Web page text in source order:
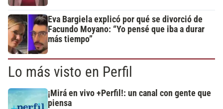
Eva Bargiela explicó por qué se divorció de
Facundo Moyano: “Yo pensé que iba a durar
más tiempo”
Lo más visto en Perfil
¡Mirá en vivo +Perfil!: un canal con gente que
piensa